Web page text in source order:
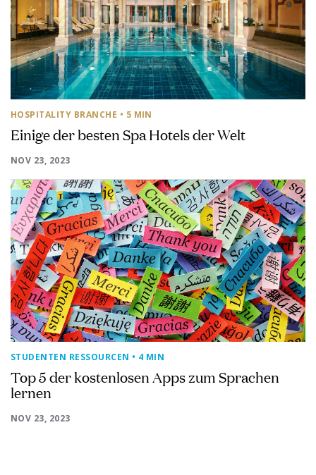
HOSPITALITY BRANCHE • 5 MIN
Einige der besten Spa Hotels der Welt
NOV 23, 2023
STUDENTEN RESSOURCEN • 4 MIN
Top 5 der kostenlosen Apps zum Sprachen
lernen
NOV 23, 2023